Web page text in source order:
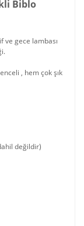
Biblo
ve gece lambası
, hem çok şık
değildir)